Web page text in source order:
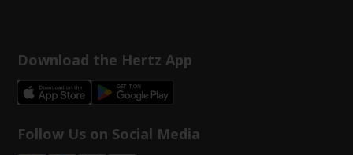
Download the Hertz App
Follow Us on Social Media